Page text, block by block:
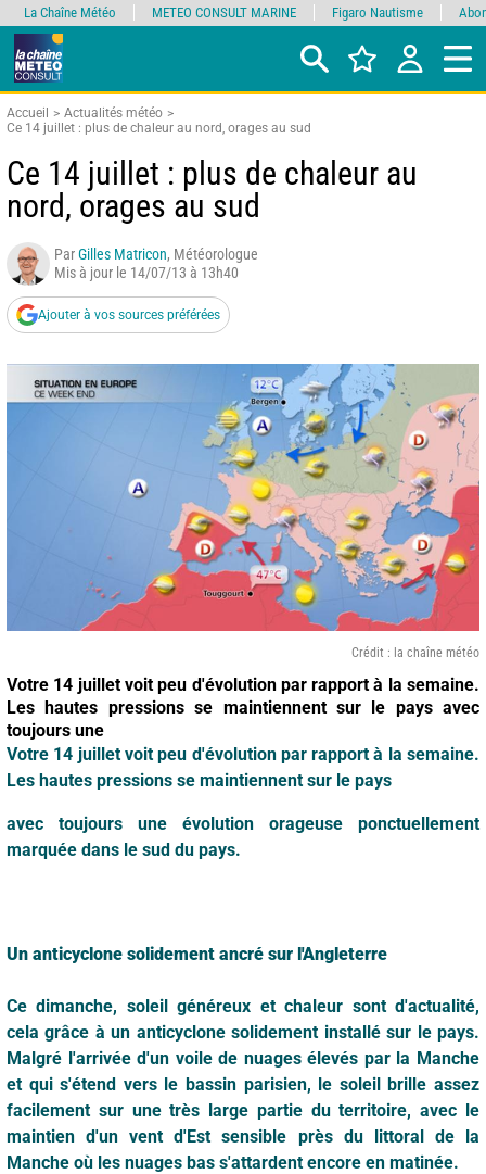
Accueil
Actualités météo
Ce 14 juillet : plus de chaleur au nord, orages au sud
Ce 14 juillet : plus de chaleur au
nord, orages au sud
ParGilles Matricon, Météorologue
Mis à jour le 14/07/13 à 13h40
Ajouter à vos sources préférées
Crédit : la chaîne météo
Votre 14 juillet voit peu d'évolution par rapport à la semaine.
Les hautes pressions se maintiennent sur le pays avec
toujours une
Votre 14 juillet voit peu d'évolution par rapport à la semaine.
Les hautes pressions se maintiennent sur le pays
avec toujours une évolution orageuse ponctuellement
marquée dans le sud du pays.
Un anticyclone solidement ancré sur l'Angleterre
Ce dimanche, soleil généreux et chaleur sont d'actualité,
cela grâce à un anticyclone solidement installé sur le pays.
Malgré l'arrivée d'un voile de nuages élevés par la Manche
et qui s'étend vers le bassin parisien, le soleil brille assez
facilement sur une très large partie du territoire, avec le
maintien d'un vent d'Est sensible près du littoral de la
Manche où les nuages bas s'attardent encore en matinée.
La Chaîne Météo METEO CONSULT MARINE Figaro Nautisme